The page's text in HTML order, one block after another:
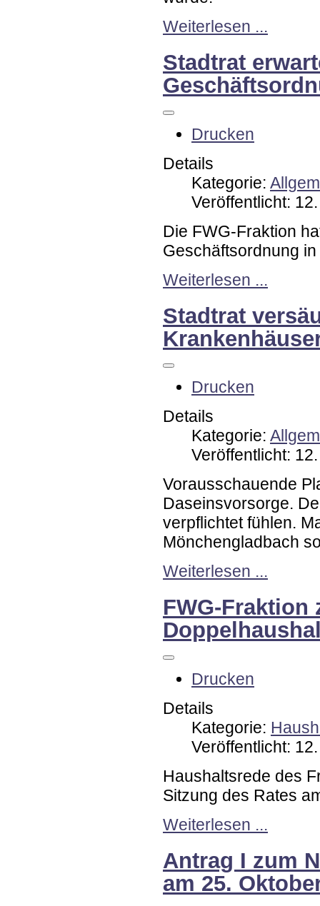
Weiterlesen ...
Stadtrat
Drucken
Details
Kategorie:
Veröffentlicht:
Die FWG-Fraktion
Geschäftsordnung
Weiterlesen ...
Stadtrat
Drucken
Details
Kategorie:
Veröffentlicht:
Vorausschauende
Daseinsvorsorge.
verpflichtet fühlen.
Mönchengladbach
Weiterlesen ...
FWG-Fraktion
Drucken
Details
Kategorie:
Veröffentlicht:
Haushaltsrede des
Sitzung des Rates
Weiterlesen ...
Antrag I zum
am 25.